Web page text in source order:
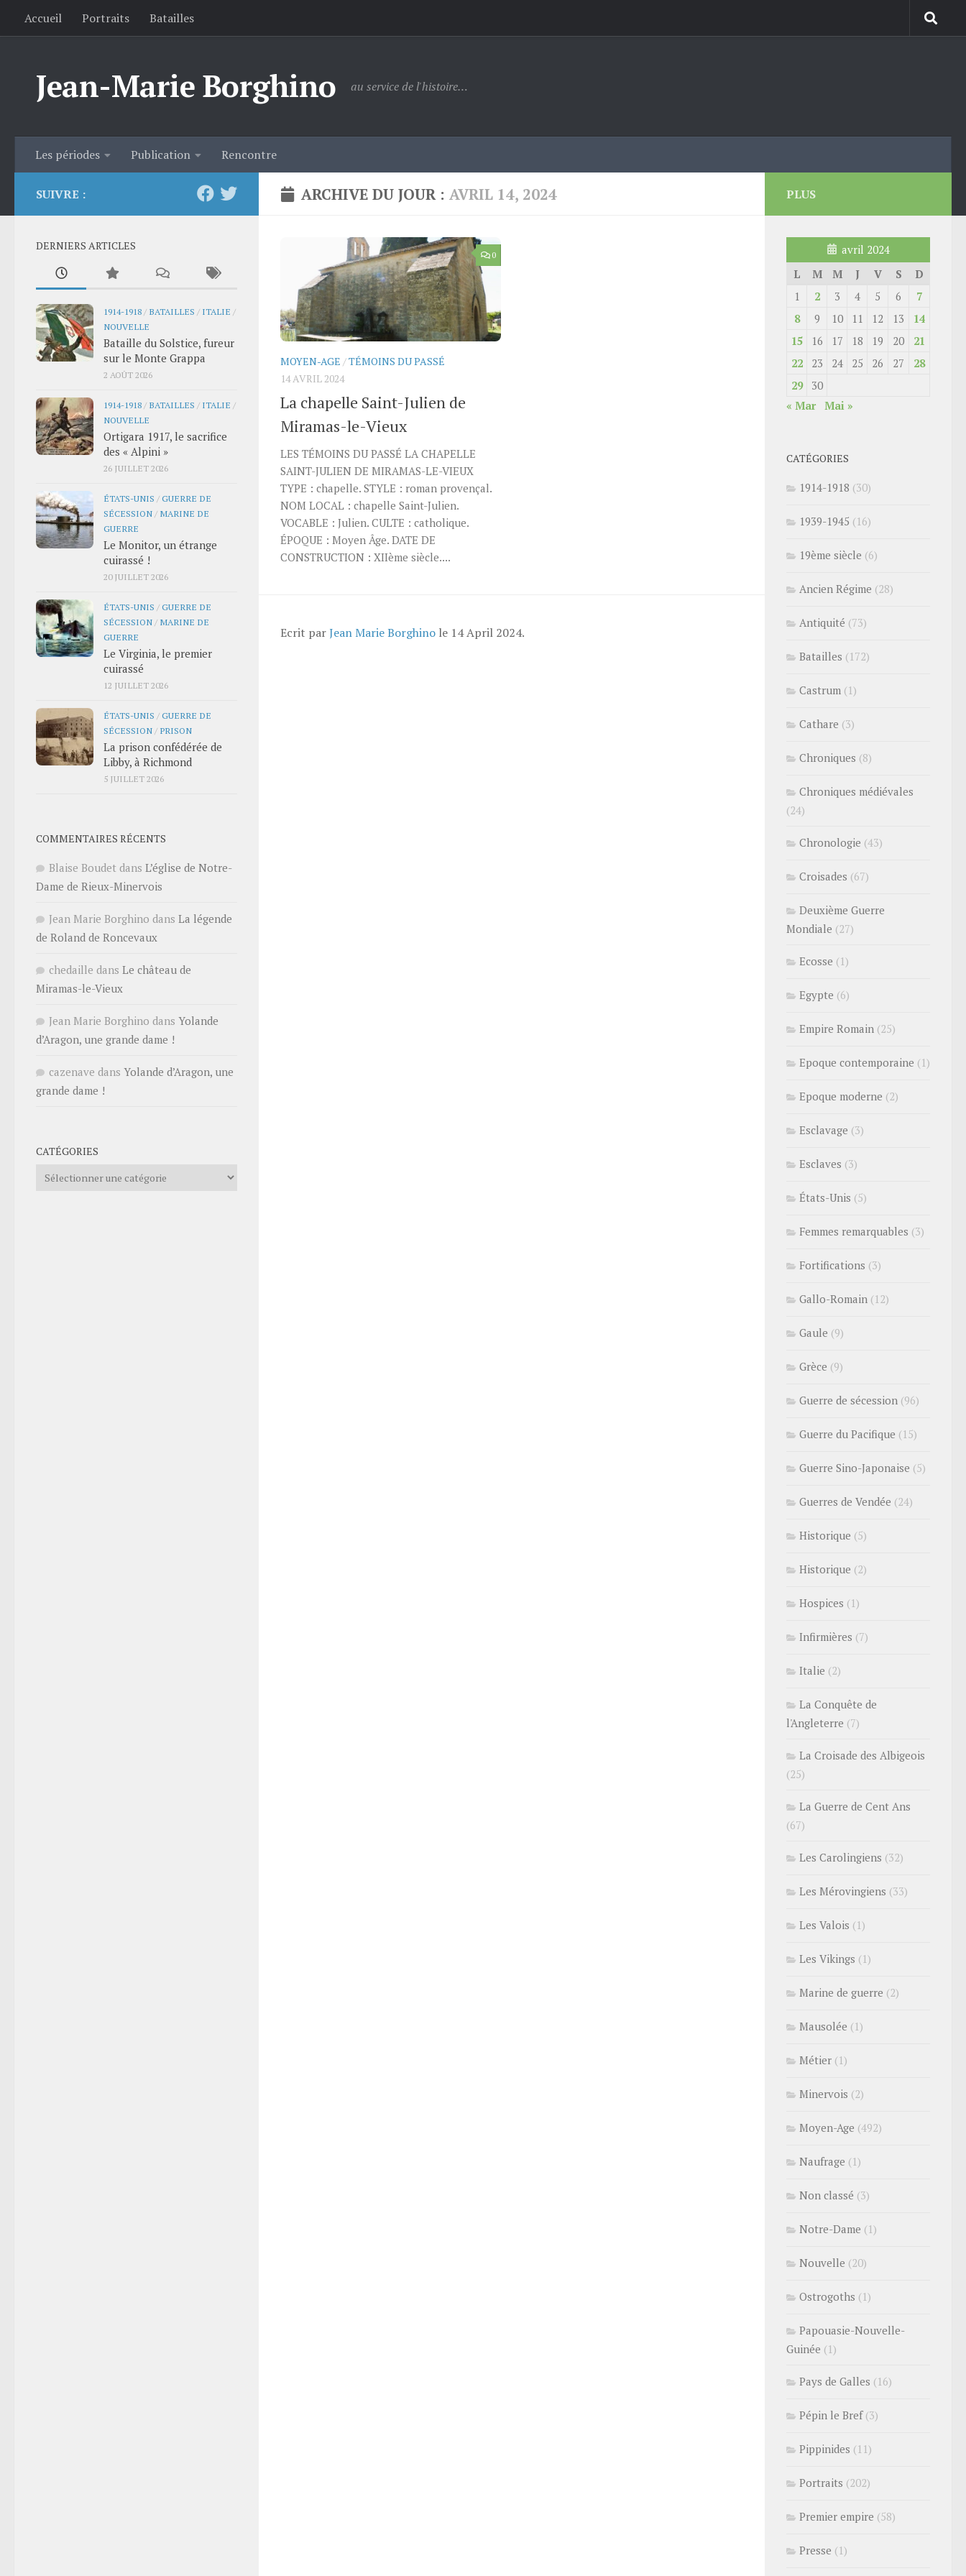
Skip to content
Accueil Portraits Batailles
Jean-Marie Borghino au service de l'histoire…
Les périodes Publication Rencontre
ARCHIVE DU JOUR : AVRIL 14, 2024
0
MOYEN-AGE /TÉMOINS DU PASSÉ
14 AVRIL 2024
La chapelle Saint-Julien de
Miramas-le-Vieux
LES TÉMOINS DU PASSÉ LA CHAPELLE
SAINT-JULIEN DE MIRAMAS-LE-VIEUX
TYPE : chapelle. STYLE : roman provençal.
NOM LOCAL : chapelle Saint-Julien.
VOCABLE : Julien. CULTE : catholique.
ÉPOQUE : Moyen Âge. DATE DE
CONSTRUCTION : XIIème siècle....
Ecrit parJean Marie Borghino le 14 April 2024.
SUIVRE :
DERNIERS ARTICLES
1914-1918 / BATAILLES / ITALIE /
NOUVELLE
Bataille du Solstice, fureur
sur le Monte Grappa
2 AOÛT 2026
1914-1918 / BATAILLES / ITALIE /
NOUVELLE
Ortigara 1917, le sacrifice
des « Alpini »
26 JUILLET 2026
ÉTATS-UNIS /GUERRE DE
SÉCESSION / MARINE DE
GUERRE
Le Monitor, un étrange
cuirassé !
20 JUILLET 2026
ÉTATS-UNIS /GUERRE DE
SÉCESSION / MARINE DE
GUERRE
Le Virginia, le premier
cuirassé
12 JUILLET 2026
ÉTATS-UNIS /GUERRE DE
SÉCESSION / PRISON
La prison confédérée de
Libby, à Richmond
5 JUILLET 2026
COMMENTAIRES RÉCENTS
Blaise Boudet dans L’église de Notre-
Dame de Rieux-Minervois
Jean Marie Borghino dans La légende
de Roland de Roncevaux
chedaille dans Le château de
Miramas-le-Vieux
Jean Marie Borghino dans Yolande
d’Aragon, une grande dame !
cazenave dans Yolande d’Aragon, une
grande dame !
CATÉGORIES
Catégories
PLUS
avril 2024
L
M M J V S
D
1
2 3 4 5 6
7
8
9 10 11 12 13
14
15
16 17 18 19 20
21
22
23 24 25 26 27
28
29
30
« Mar Mai »
CATÉGORIES
1914-1918 (30)
1939-1945 (16)
19ème siècle (6)
Ancien Régime (28)
Antiquité (73)
Batailles (172)
Castrum (1)
Cathare (3)
Chroniques (8)
Chroniques médiévales
(24)
Chronologie (43)
Croisades (67)
Deuxième Guerre
Mondiale (27)
Ecosse (1)
Egypte (6)
Empire Romain (25)
Epoque contemporaine (1)
Epoque moderne (2)
Esclavage (3)
Esclaves (3)
États-Unis (5)
Femmes remarquables (3)
Fortifications (3)
Gallo-Romain (12)
Gaule (9)
Grèce (9)
Guerre de sécession (96)
Guerre du Pacifique (15)
Guerre Sino-Japonaise (5)
Guerres de Vendée (24)
Historique (5)
Historique (2)
Hospices (1)
Infirmières (7)
Italie (2)
La Conquête de
l'Angleterre (7)
La Croisade des Albigeois
(25)
La Guerre de Cent Ans
(67)
Les Carolingiens (32)
Les Mérovingiens (33)
Les Valois (1)
Les Vikings (1)
Marine de guerre (2)
Mausolée (1)
Métier (1)
Minervois (2)
Moyen-Age (492)
Naufrage (1)
Non classé (3)
Notre-Dame (1)
Nouvelle (20)
Ostrogoths (1)
Papouasie-Nouvelle-
Guinée (1)
Pays de Galles (16)
Pépin le Bref(3)
Pippinides (11)
Portraits (202)
Premier empire (58)
Presse (1)